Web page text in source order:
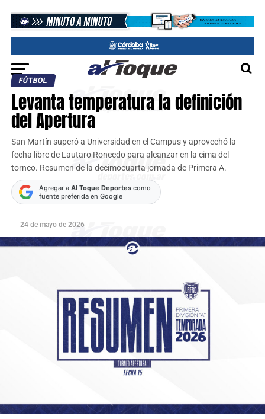
FÚTBOL
Levanta temperatura la definición
del Apertura
San Martín superó a Universidad en el Campus y aprovechó la
fecha libre de Lautaro Roncedo para alcanzar en la cima del
torneo. Resumen de la decimocuarta jornada de Primera A.
Agregar a Al Toque Deportescomo
fuente preferida en Google
24 de mayo de 2026